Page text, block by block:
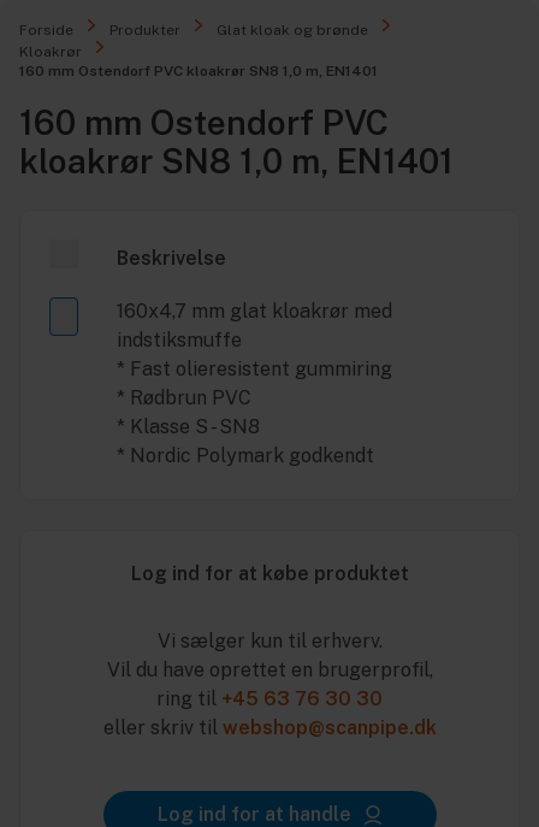
Forside Produkter
Glat kloak og brønde
Kloakrør
160 mm Ostendorf PVC kloakrør SN8 1,0 m, EN1401
160 mm Ostendorf PVC
kloakrør SN8 1,0 m, EN1401
Beskrivelse
160x4,7 mm glat kloakrør med
indstiksmuffe
* Fast olieresistent gummiring
* Rødbrun PVC
* Klasse S - SN8
* Nordic Polymark godkendt
Log ind for at købe produktet
Vi sælger kun til erhverv.
Vil du have oprettet en brugerprofil,
ring til +45 63 76 30 30
eller skriv til webshop@scanpipe.dk
Log ind for at handle